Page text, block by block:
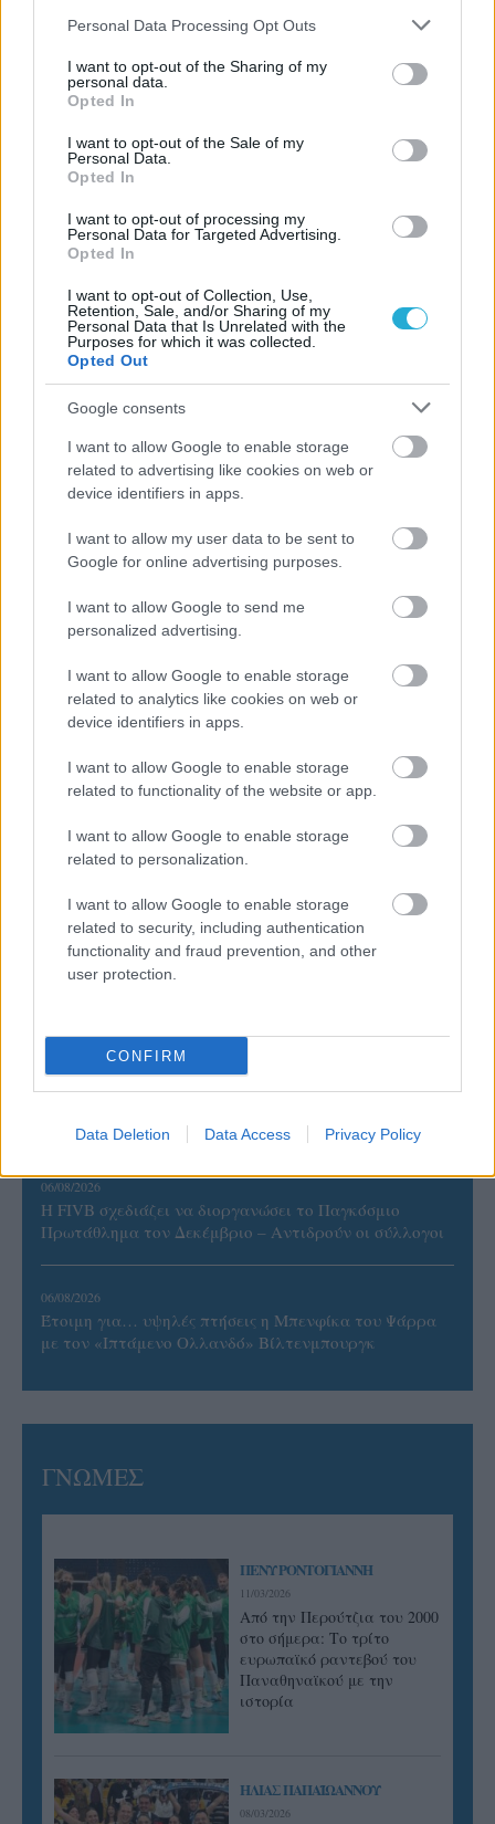
Please note that this website/app uses one or more Google
not limited to your visit or usage behaviour. You may click to
grant or deny consent to Google and its third-party tags to
use your data for below specified purposes in below Google
consent section.
Personal Data Processing Opt Outs
I want to opt-out of the Sharing of my
personal data.
Opted In
I want to opt-out of the Sale of my
Personal Data.
Opted In
I want to opt-out of processing my
Personal Data for Targeted Advertising.
Opted In
I want to opt-out of Collection, Use,
Retention, Sale, and/or Sharing of my
Personal Data that Is Unrelated with the
Purposes for which it was collected.
Opted Out
Google consents
I want to allow Google to enable storage
related to advertising like cookies on web or
device identifiers in apps.
I want to allow my user data to be sent to
Google for online advertising purposes.
I want to allow Google to send me
personalized advertising.
I want to allow Google to enable storage
related to analytics like cookies on web or
device identifiers in apps.
I want to allow Google to enable storage
related to functionality of the website or app.
I want to allow Google to enable storage
related to personalization.
I want to allow Google to enable storage
related to security, including authentication
functionality and fraud prevention, and other
user protection.
CONFIRM
Data Deletion Data Access Privacy Policy
ΡΟΗ ΕΙΔΗΣΕΩΝ
Φοίνικας Σύρου: Ο Δεναξάς άμεσος συνεργάτης του
Χατζηαντωνίου
08/08/2026
παρουσία των Εθνικών ομάδων
«Αντίο» με ήττα για τις διεθνείς μας στο τουρνουά του
06/08/2026
Το πάλεψε μέχρι τέλους η Εθνική γυναικών κόντρα
06/08/2026
Η FIVB σχεδιάζει να διοργανώσει το Παγκόσμιο
Πρωτάθλημα τον Δεκέμβριο – Αντιδρούν οι σύλλογοι
06/08/2026
Έτοιμη για… υψηλές πτήσεις η Μπενφίκα του Ψάρρα
με τον «Ιπτάμενο Ολλανδό» Βίλτενμπουργκ
ΓΝΩΜΕΣ
ΠΕΝΥ ΡΟΝΤΟΓΙΑΝΝΗ
11/03/2026
Από την Περούτζια του 2000
στο σήμερα: Tο τρίτο
ευρωπαϊκό ραντεβού του
Παναθηναϊκού με την
ιστορία
ΗΛΙΑΣ ΠΑΠΑΪΩΑΝΝΟΥ
08/03/2026